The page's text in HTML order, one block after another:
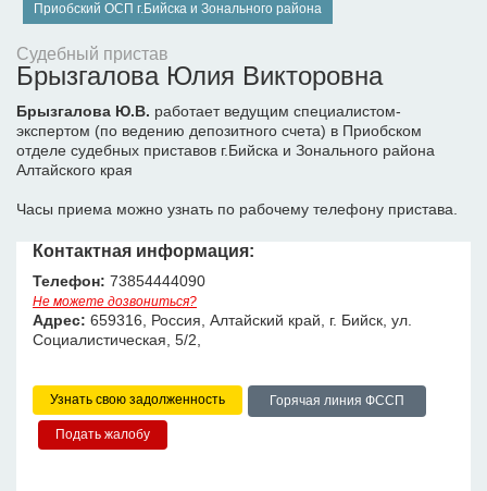
Приобский ОСП г.Бийска и Зонального района
Судебный пристав
Брызгалова Юлия Викторовна
Брызгалова Ю.В. работает ведущим специалистом-
экспертом (по ведению депозитного счета) в Приобском
отделе судебных приставов г.Бийска и Зонального района
Алтайского края
Часы приема можно узнать по рабочему телефону пристава.
Контактная информация:
Телефон: 73854444090
Не можете дозвониться?
Адрес: 659316, Россия, Алтайский край, г. Бийск, ул.
Социалистическая, 5/2,
Узнать свою задолженность Горячая линия ФССП